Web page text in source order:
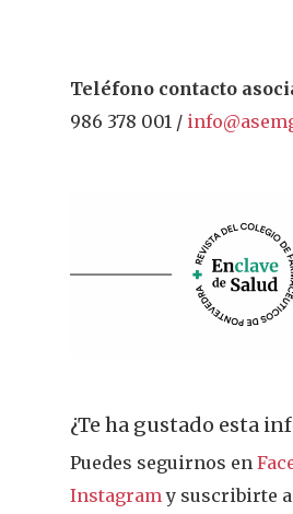
Teléfono contacto
986 378 001 /
¿Te ha gustado esta
Puedes seguirnos en
Instagramy suscribirte